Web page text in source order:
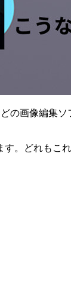
の画像編集
。どれもこ